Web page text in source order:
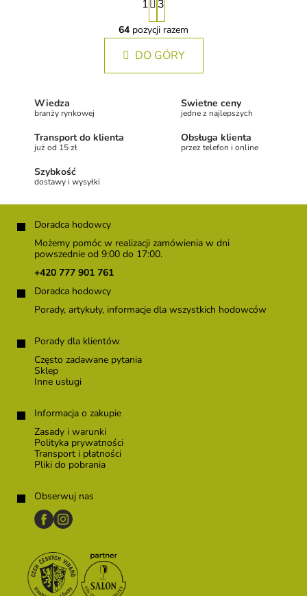
K
o
n
t
r
a
g
i
n
a
1 3
64 pozycji razem
DO GÓRY
Wiedza
branży rynkowej
Świetne ceny
jedne z najlepszych
Transport do klienta
już od 15 zł
Obsługa klienta
przez telefon i online
Szybkość
dostawy i wysyłki
Doradca hodowcy
Możemy pomóc w realizacji zamówienia w dni
powszednie od 9:00 do 17:00.
+420 777 901 761
Doradca hodowcy
Porady, artykuły, informacje dla wszystkich hodowców
Porady dla klientów
Często zadawane pytania
Sklep
Inne usługi
Informacja o zakupie
Zasady i warunki
Polityka prywatności
Transport i płatności
Pliki do pobrania
Obserwuj nas